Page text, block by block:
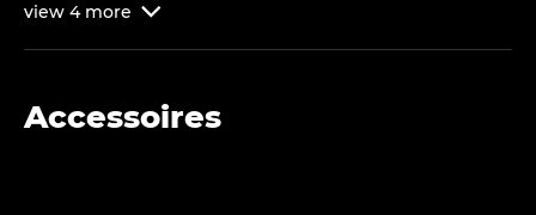
view 4 more 
Accessoires